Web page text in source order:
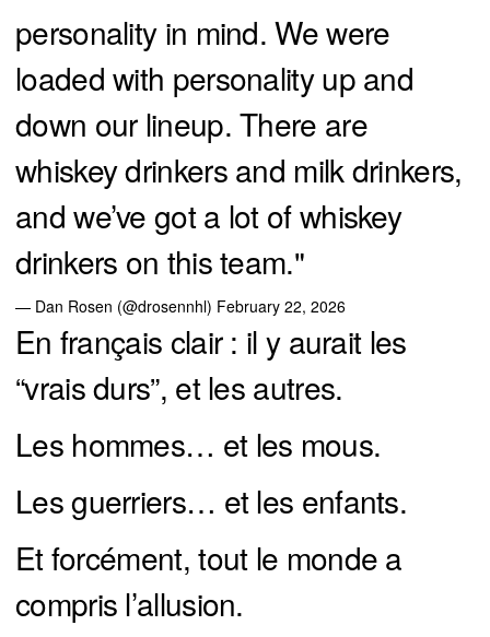
personality in mind. We were
loaded with personality up and
down our lineup. There are
whiskey drinkers and milk drinkers,
and we’ve got a lot of whiskey
drinkers on this team."
— Dan Rosen (@drosennhl) February 22, 2026
En français clair : il y aurait les
“vrais durs”, et les autres.
Les hommes… et les mous.
Les guerriers… et les enfants.
Et forcément, tout le monde a
compris l’allusion.